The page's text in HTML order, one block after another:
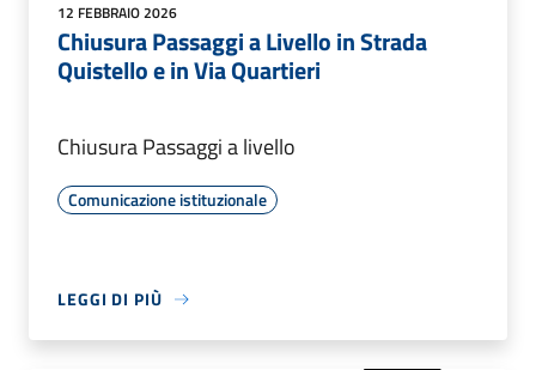
12 FEBBRAIO 2026
Chiusura Passaggi a Livello in Strada
Quistello e in Via Quartieri
Chiusura Passaggi a livello
Comunicazione istituzionale
LEGGI DI PIÙ